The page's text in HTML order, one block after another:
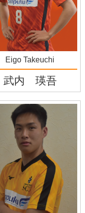
Eigo Takeuchi
武内 瑛吾